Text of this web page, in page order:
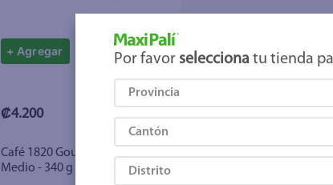
+ Agregar
₡4.200
Café 1820 Gourmet Cielo Tueste
Medio - 340 g
Por favor selecciona tu tienda
Provincia
Cantón
Distrito